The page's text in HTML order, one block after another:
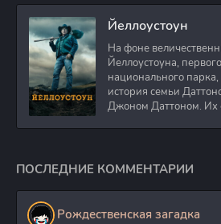
Йеллоустоун
На фоне
Йеллоустоуна,
национального парка,
история семьи
Джоном Даттоном. Их
ПОСЛЕДНИЕ КОММЕНТАРИИ
Рождественская загадка